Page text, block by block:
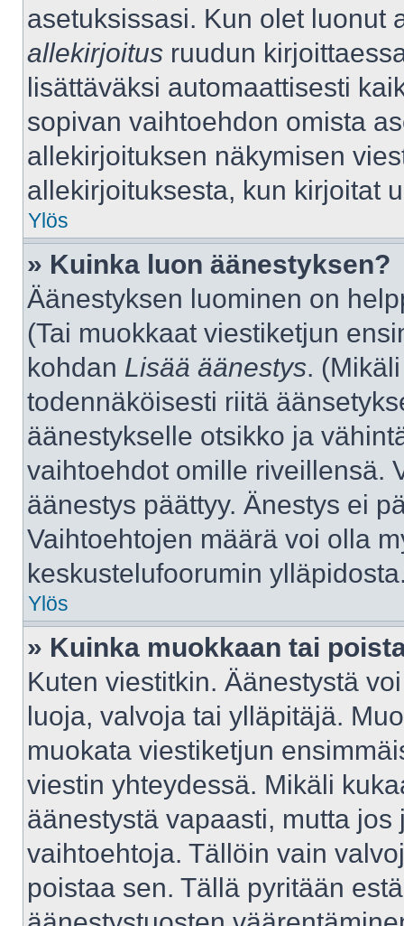
asetuksissasi. Kun olet luonut
allekirjoitus ruudun
lisättäväksi automaattisesti
sopivan vaihtoehdon omista
allekirjoituksen näkymisen
allekirjoituksesta, kun kirjoitat
Ylös
» Kuinka luon äänestyksen?
Äänestyksen luominen on
(Tai muokkaat viestiketjun
kohdan Lisää äänestys.
todennäköisesti riitä
äänestykselle otsikko ja
vaihtoehdot omille riveillensä.
äänestys päättyy. Änestys ei
Vaihtoehtojen määrä voi olla
keskustelufoorumin
Ylös
» Kuinka muokkaan tai
Kuten viestitkin. Äänestystä
luoja, valvoja tai ylläpitäjä.
muokata viestiketjun
viestin yhteydessä. Mikäli
äänestystä vapaasti, mutta
vaihtoehtoja. Tällöin vain
poistaa sen. Tällä pyritään